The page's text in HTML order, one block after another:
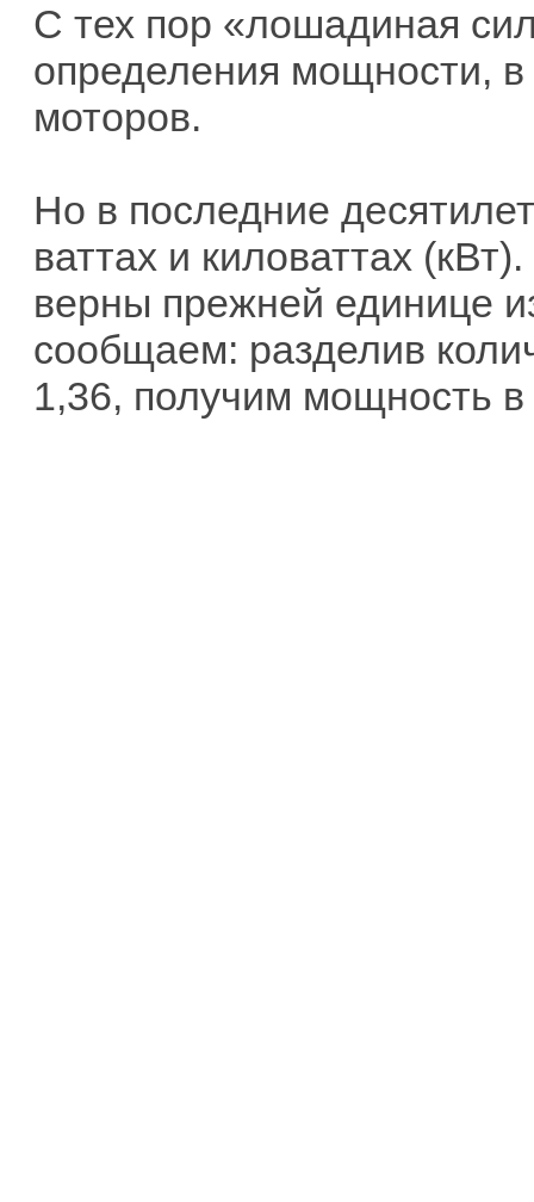
С тех пор «лошадиная
определения мощности,
моторов.
Но в последние
ваттах и киловаттах
верны прежней единице
сообщаем: разделив
1,36, получим мощность в